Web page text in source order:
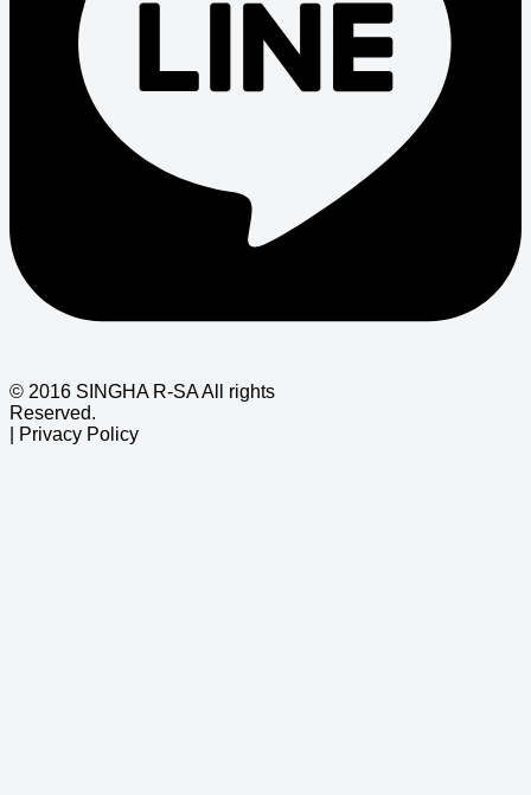
© 2016 SINGHA R-SA All rights
Reserved.
| Privacy Policy